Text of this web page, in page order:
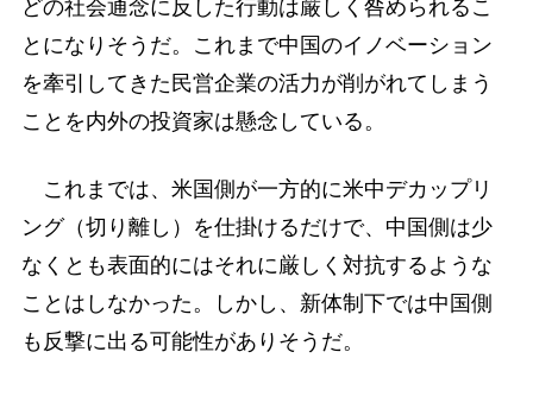
どの社会通念に反した行動は厳しく咎められるこ
とになりそうだ。これまで中国のイノベーション
を牽引してきた民営企業の活力が削がれてしまう
ことを内外の投資家は懸念している。
これまでは、米国側が一方的に米中デカップリ
ング（切り離し）を仕掛けるだけで、中国側は少
なくとも表面的にはそれに厳しく対抗するような
ことはしなかった。しかし、新体制下では中国側
も反撃に出る可能性がありそうだ。